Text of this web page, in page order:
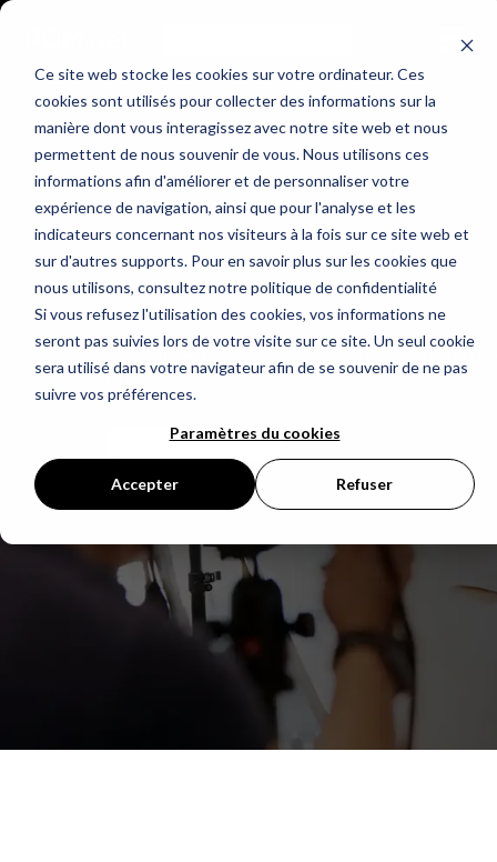
Ce site web stocke les cookies sur votre ordinateur. Ces
cookies sont utilisés pour collecter des informations sur la
manière dont vous interagissez avec notre site web et nous
permettent de nous souvenir de vous. Nous utilisons ces
informations afin d'améliorer et de personnaliser votre
expérience de navigation, ainsi que pour l'analyse et les
indicateurs concernant nos visiteurs à la fois sur ce site web et
sur d'autres supports. Pour en savoir plus sur les cookies que
nous utilisons, consultez notre politique de confidentialité
Si vous refusez l'utilisation des cookies, vos informations ne
seront pas suivies lors de votre visite sur ce site. Un seul cookie
sera utilisé dans votre navigateur afin de se souvenir de ne pas
suivre vos préférences.
Paramètres du cookies
Accepter Refuser
ENTREPRISE
LIRE L'ARTICLE